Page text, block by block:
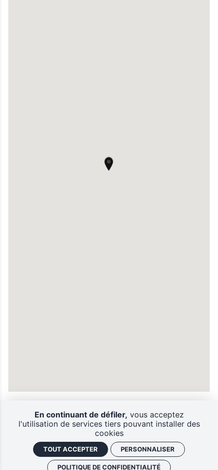
Vous devriez aimer
En continuant de défiler, vous acceptez
l'utilisation de services tiers pouvant installer des
cookies
TOUT ACCEPTER PERSONNALISER
POLITIQUE DE CONFIDENTIALITÉ